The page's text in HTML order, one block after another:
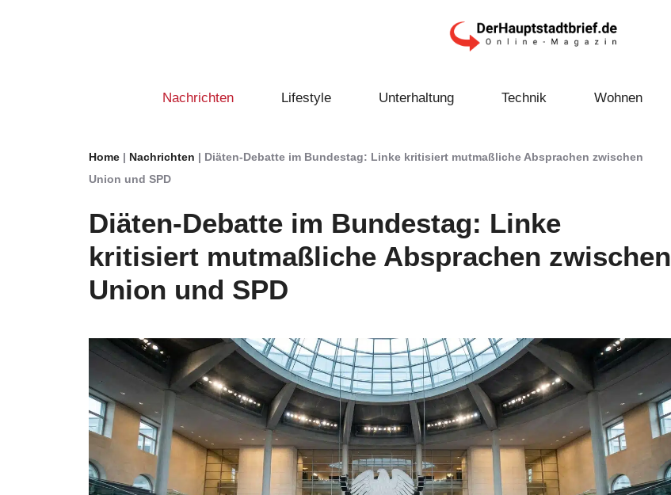
Nachrichten Lifestyle Unterhaltung Technik Wohnen
Home | Nachrichten | Diäten-Debatte im Bundestag: Linke kritisiert mutmaßliche Absprachen zwischen
Union und SPD
Diäten-Debatte im Bundestag: Linke
kritisiert mutmaßliche Absprachen zwischen
Union und SPD